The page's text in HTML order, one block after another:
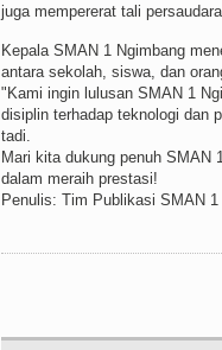
juga mempererat tali
Kepala SMAN 1 Ngimbang
antara sekolah, siswa, dan
"Kami ingin lulusan SMAN 1
disiplin terhadap teknologi dan
tadi.
Mari kita dukung penuh SMAN
dalam meraih prestasi!
Penulis: Tim Publikasi SMAN 1